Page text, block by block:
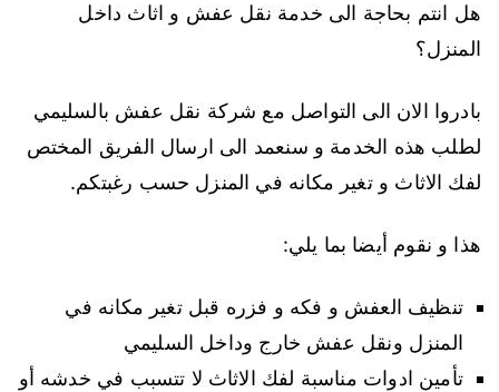
هل انتم بحاجة الى خدمة نقل عفش و اثاث داخل
المنزل؟
بادروا الان الى التواصل مع شركة نقل عفش بالسليمي
لطلب هذه الخدمة و سنعمد الى ارسال الفريق المختص
لفك الاثاث و تغير مكانه في المنزل حسب رغبتكم.
هذا و نقوم أيضا بما يلي:
تنظيف العفش و فكه و فزره قبل تغير مكانه في
المنزل ونقل عفش خارج وداخل السليمي
تأمين ادوات مناسبة لفك الاثاث لا تتسبب في خدشه أو